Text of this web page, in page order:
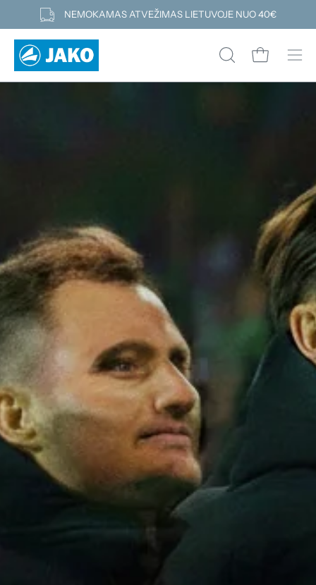
prie
turinio
NEMOKAMAS ATVEŽIMAS LIETUVOJE NUO 40€
ATIDARYTI
PAIEŠKOS
Atidaryti